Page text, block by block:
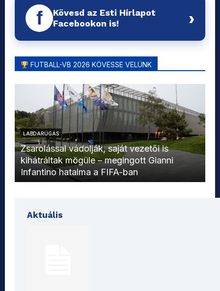
f
Kövesd az Esti Hírlapot
Facebookon is!
›
FUTBALL-VB 2026 KÖVESSE VELÜNK
LABDARÚGÁS
Zsarolással vádolják, saját vezetői is
kihátráltak mögüle – megingott Gianni
Infantino hatalma a FIFA-ban
Aktuális